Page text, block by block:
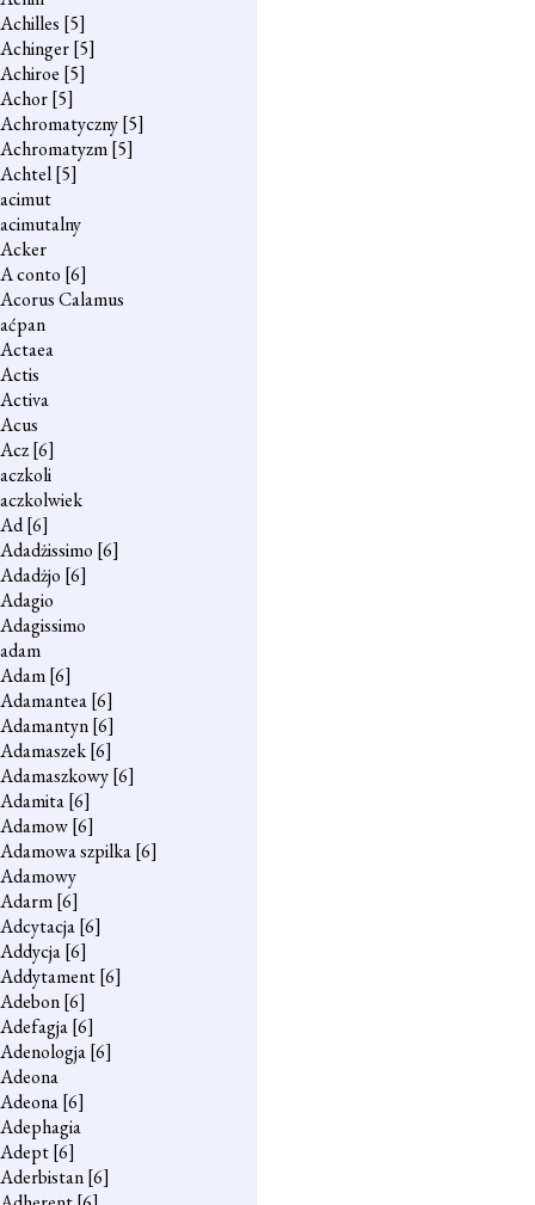
Achilles [5]
Achinger[5]
Achiroe [5]
Achor[5]
Achromatyczny[5]
Achromatyzm[5]
Achtel[5]
acimut
acimutalny
Acker
A conto [6]
Acorus Calamus
aćpan
Actaea
Actis
Activa
Acus
Acz[6]
aczkoli
aczkolwiek
Ad[6]
Adadżissimo [6]
Adadżjo [6]
Adagio
Adagissimo
adam
Adam[6]
Adamantea[6]
Adamantyn[6]
Adamaszek[6]
Adamaszkowy[6]
Adamita[6]
Adamow[6]
Adamowa szpilka[6]
Adamowy
Adarm[6]
Adcytacja[6]
Addycja[6]
Addytament[6]
Adebon[6]
Adefagja[6]
Adenologja[6]
Adeona
Adeona[6]
Adephagia
Adept[6]
Aderbistan[6]